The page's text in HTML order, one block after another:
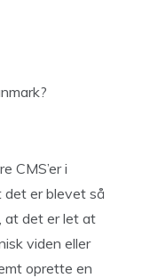
CMS’er i
det er blevet så
at det er let at
viden eller
oprette en